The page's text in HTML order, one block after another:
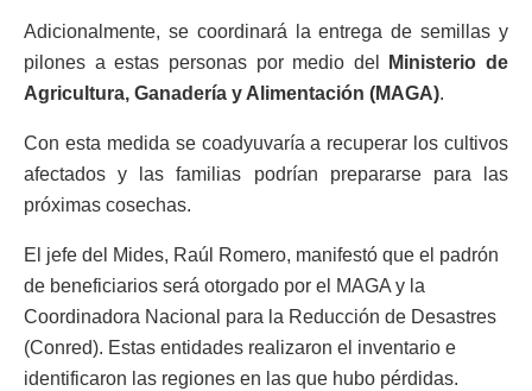
Adicionalmente, se coordinará la entrega de semillas y
pilones a estas personas por medio del
Ministerio de
Agricultura, Ganadería y Alimentación (MAGA).
Con esta medida se coadyuvaría a recuperar los cultivos
afectados y las familias podrían prepararse para las
próximas cosechas.
El jefe del Mides, Raúl Romero, manifestó que e l padrón
de beneficiarios será otorgado por el MAGA y la
Coordinadora Nacional para la Reducción de Desastres
(Conred). Estas entidades realizaron el inventario e
identificaron las regiones en las que hubo pérdidas.